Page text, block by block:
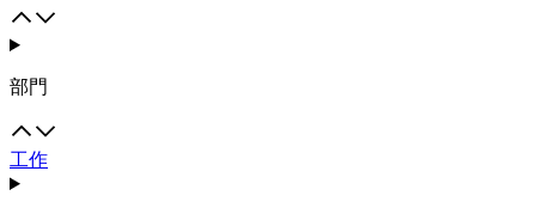
部門
工作